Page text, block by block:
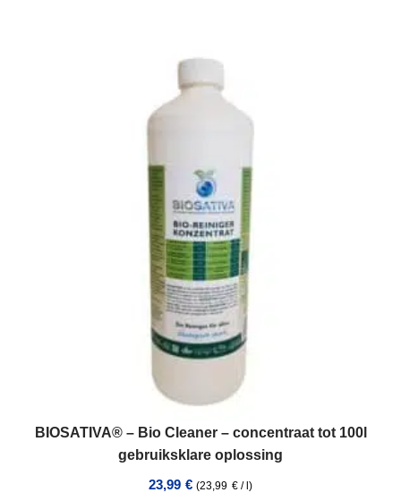
BIOSATIVA® – Bio Cleaner – concentraat tot 100l
gebruiksklare oplossing
23,99 € (23,99 € / )